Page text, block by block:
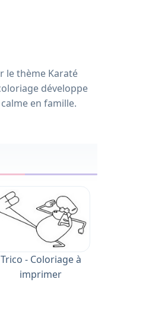
le thème Karaté
développe
en famille.
Trico - Coloriage à
imprimer